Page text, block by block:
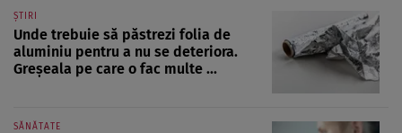
ȘTIRI
Unde trebuie să păstrezi folia de
aluminiu pentru a nu se deteriora.
Greșeala pe care o fac multe ...
SĂNĂTATE